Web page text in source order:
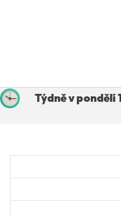
Týdně v pondělí